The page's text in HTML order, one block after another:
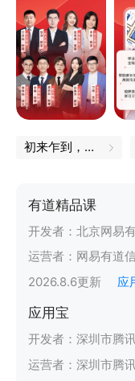
初来乍到，一定不能错过的小技巧
有道精品课
开发者： 北京网易
运营者： 网易有道
2026.8.6更新 应
应用宝
开发者： 深圳市腾
运营者： 深圳市腾